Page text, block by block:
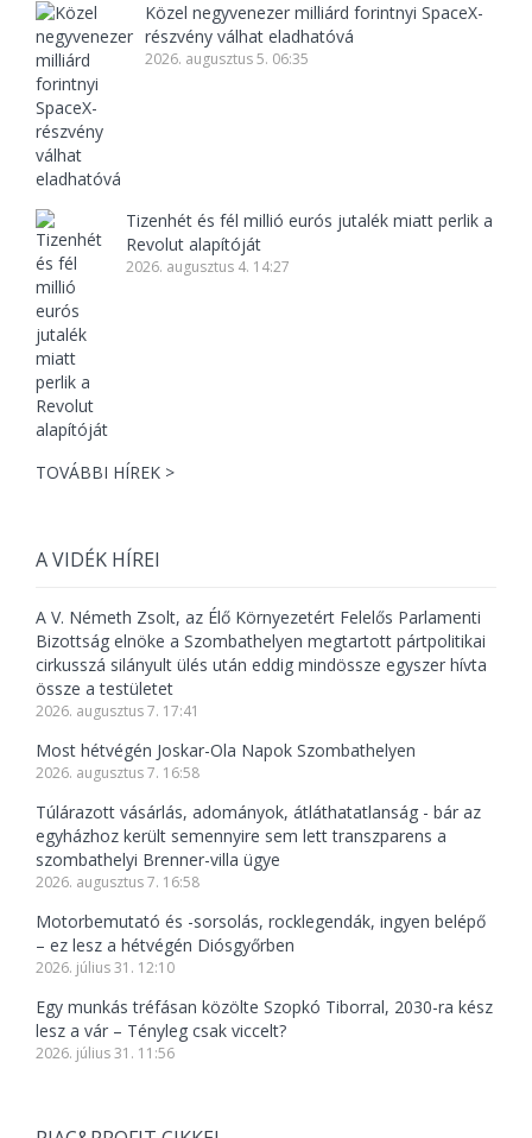
Közel negyvenezer milliárd forintnyi SpaceX-
részvény válhat eladhatóvá
2026. augusztus 5. 06:35
Tizenhét és fél millió eurós jutalék miatt perlik a
Revolut alapítóját
2026. augusztus 4. 14:27
TOVÁBBI HÍREK >
A VIDÉK HÍREI
A V. Németh Zsolt, az Élő Környezetért Felelős Parlamenti
Bizottság elnöke a Szombathelyen megtartott pártpolitikai
cirkusszá silányult ülés után eddig mindössze egyszer hívta
össze a testületet
2026. augusztus 7. 17:41
Most hétvégén Joskar-Ola Napok Szombathelyen
2026. augusztus 7. 16:58
Túlárazott vásárlás, adományok, átláthatatlanság - bár az
egyházhoz került semennyire sem lett transzparens a
szombathelyi Brenner-villa ügye
2026. augusztus 7. 16:58
Motorbemutató és -sorsolás, rocklegendák, ingyen belépő
– ez lesz a hétvégén Diósgyőrben
2026. július 31. 12:10
Egy munkás tréfásan közölte Szopkó Tiborral, 2030-ra kész
lesz a vár – Tényleg csak viccelt?
2026. július 31. 11:56